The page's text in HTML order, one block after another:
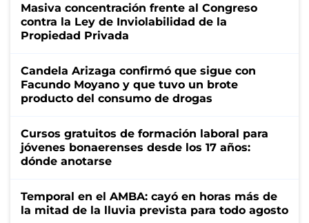
Masiva concentración frente al Congreso
contra la Ley de Inviolabilidad de la
Propiedad Privada
Candela Arizaga confirmó que sigue con
Facundo Moyano y que tuvo un brote
producto del consumo de drogas
Cursos gratuitos de formación laboral para
jóvenes bonaerenses desde los 17 años:
dónde anotarse
Temporal en el AMBA: cayó en horas más de
la mitad de la lluvia prevista para todo agosto